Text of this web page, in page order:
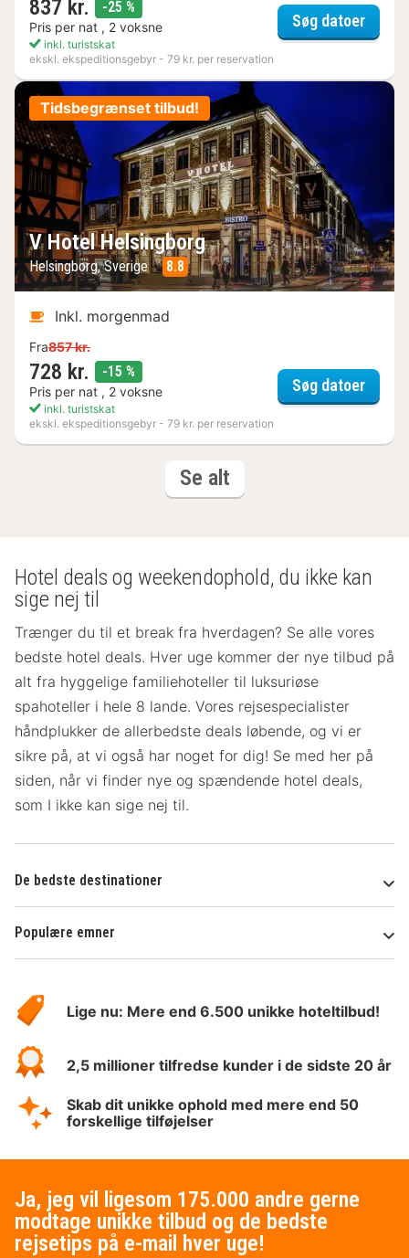
837 kr. -25 %
Pris per nat , 2 voksne
inkl. turistskat
ekskl. ekspeditionsgebyr - 79 kr. per reservation
Søg datoerHotel
Tidsbegrænset tilbud!
V Hotel Helsingborg
Helsingborg, Sverige 8.8
Inkl. morgenmad
Fra857 kr.
728 kr. -15 %
Pris per nat , 2 voksne
inkl. turistskat
ekskl. ekspeditionsgebyr - 79 kr. per reservation
Søg datoerV
Se altresultater
Hotel deals og weekendophold, du ikke kan
sige nej til
Trænger du til et break fra hverdagen? Se alle vores
bedste hotel deals. Hver uge kommer der nye tilbud på
alt fra hyggelige familiehoteller til luksuriøse
spahoteller i hele 8 lande. Vores rejsespecialister
håndplukker de allerbedste deals løbende, og vi er
sikre på, at vi også har noget for dig! Se med her på
siden, når vi finder nye og spændende hotel deals,
som I ikke kan sige nej til.
De bedste destinationer
Populære emner
HotelSpecials
Lige nu: Mere end 6.500 unikke hoteltilbud!
2,5 millioner tilfredse kunder i de sidste 20 år
Skab dit unikke ophold med mere end 50
forskellige tilføjelser
Ja, jeg vil ligesom 175.000 andre gerne
modtage unikke tilbud og de bedste
rejsetips på e-mail hver uge!